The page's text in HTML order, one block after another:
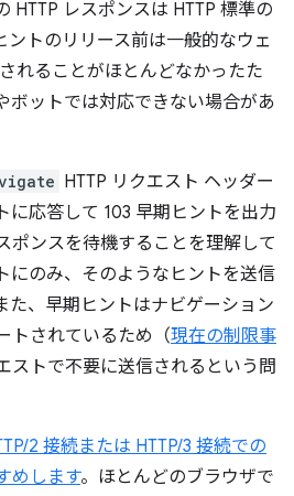
HTTP レスポンスは HTTP 標準の
ントのリリース前は一般的なウェ
れることがほとんどなかったた
ボットでは対応できない場合があ
HTTP リクエスト ヘッダー
に応答して 103 早期ヒントを出力
ポンスを待機することを理解して
にのみ、そのようなヒントを送信
た、早期ヒントはナビゲーション
トされているため（現在の制限事
ストで不要に送信されるという問
2 接続または HTTP/3 接続での
めします。ほとんどのブラウザで